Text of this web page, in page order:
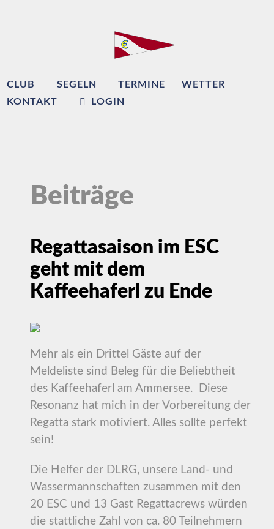
CLUB SEGELN TERMINE
WETTER
KONTAKT
LOGIN
Beiträge
Regattasaison im ESC
geht mit dem
Kaffeehaferl zu Ende
Mehr als ein Drittel Gäste auf der
Meldeliste sind Beleg für die Beliebtheit
des Kaffeehaferl am Ammersee. Diese
Resonanz hat mich in der Vorbereitung der
Regatta stark motiviert. Alles sollte perfekt
sein!
Die Helfer der DLRG, unsere Land- und
Wassermannschaften zusammen mit den
20 ESC und 13 Gast Regattacrews würden
die stattliche Zahl von ca. 80 Teilnehmern